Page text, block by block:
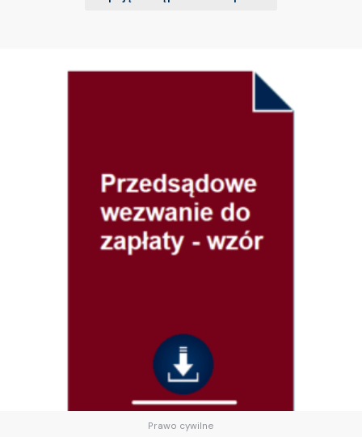
Prawo cywilne